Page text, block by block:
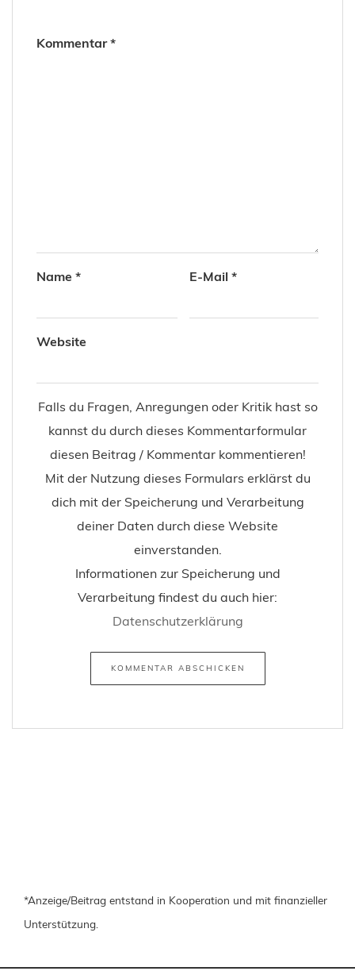
Kommentar*
Name * E-Mail *
Website
Falls du Fragen, Anregungen oder Kritik hast so
kannst du durch dieses Kommentarformular
diesen Beitrag / Kommentar kommentieren!
Mit der Nutzung dieses Formulars erklärst du
dich mit der Speicherung und Verarbeitung
deiner Daten durch diese Website
einverstanden.
Informationen zur Speicherung und
Verarbeitung findest du auch hier:
Datenschutzerklärung
*Anzeige/Beitrag entstand in Kooperation und mit finanzieller
Unterstützung.